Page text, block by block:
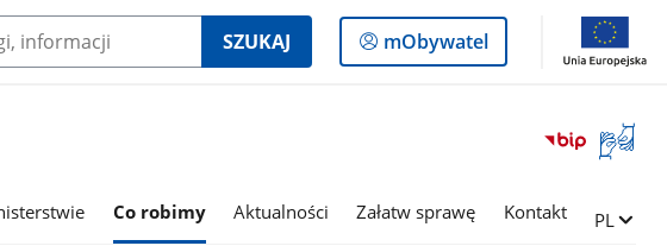
SZUKAJ
Logowanie
do
mObywatel
Otwórz
okno
języka
Co robimy Aktualności Załatw sprawę Kontakt Zmień
PL